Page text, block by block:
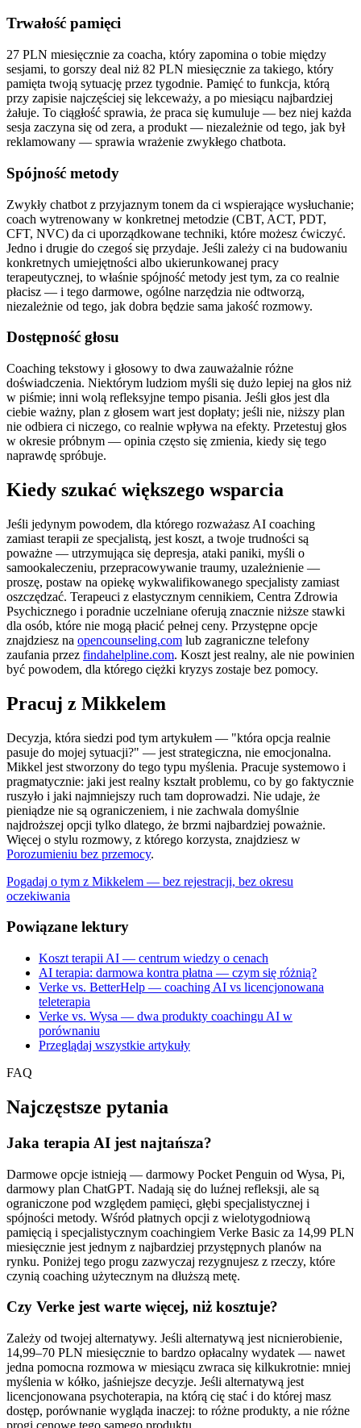
Trwałość pamięci
27 PLN miesięcznie za coacha, który zapomina o tobie między
sesjami, to gorszy deal niż 82 PLN miesięcznie za takiego, który
pamięta twoją sytuację przez tygodnie. Pamięć to funkcja, którą
przy zapisie najczęściej się lekceważy, a po miesiącu najbardziej
żałuje. To ciągłość sprawia, że praca się kumuluje — bez niej każda
sesja zaczyna się od zera, a produkt — niezależnie od tego, jak był
reklamowany — sprawia wrażenie zwykłego chatbota.
Spójność metody
Zwykły chatbot z przyjaznym tonem da ci wspierające wysłuchanie;
coach wytrenowany w konkretnej metodzie (CBT, ACT, PDT,
CFT, NVC) da ci uporządkowane techniki, które możesz ćwiczyć.
Jedno i drugie do czegoś się przydaje. Jeśli zależy ci na budowaniu
konkretnych umiejętności albo ukierunkowanej pracy
terapeutycznej, to właśnie spójność metody jest tym, za co realnie
płacisz — i tego darmowe, ogólne narzędzia nie odtworzą,
niezależnie od tego, jak dobra będzie sama jakość rozmowy.
Dostępność głosu
Coaching tekstowy i głosowy to dwa zauważalnie różne
doświadczenia. Niektórym ludziom myśli się dużo lepiej na głos niż
w piśmie; inni wolą refleksyjne tempo pisania. Jeśli głos jest dla
ciebie ważny, plan z głosem wart jest dopłaty; jeśli nie, niższy plan
nie odbiera ci niczego, co realnie wpływa na efekty. Przetestuj głos
w okresie próbnym — opinia często się zmienia, kiedy się tego
naprawdę spróbuje.
Kiedy szukać większego wsparcia
Jeśli jedynym powodem, dla którego rozważasz AI coaching
zamiast terapii ze specjalistą, jest koszt, a twoje trudności są
poważne — utrzymująca się depresja, ataki paniki, myśli o
samookaleczeniu, przepracowywanie traumy, uzależnienie —
proszę, postaw na opiekę wykwalifikowanego specjalisty zamiast
oszczędzać. Terapeuci z elastycznym cennikiem, Centra Zdrowia
Psychicznego i poradnie uczelniane oferują znacznie niższe stawki
dla osób, które nie mogą płacić pełnej ceny. Przystępne opcje
znajdziesz na opencounseling.com lub zagraniczne telefony
zaufania przez findahelpline.com. Koszt jest realny, ale nie powinien
być powodem, dla którego ciężki kryzys zostaje bez pomocy.
Pracuj z Mikkelem
Decyzja, która siedzi pod tym artykułem — "która opcja realnie
pasuje do mojej sytuacji?" — jest strategiczna, nie emocjonalna.
Mikkel jest stworzony do tego typu myślenia. Pracuje systemowo i
pragmatycznie: jaki jest realny kształt problemu, co by go faktycznie
ruszyło i jaki najmniejszy ruch tam doprowadzi. Nie udaje, że
pieniądze nie są ograniczeniem, i nie zachwala domyślnie
najdroższej opcji tylko dlatego, że brzmi najbardziej poważnie.
Więcej o stylu rozmowy, z którego korzysta, znajdziesz w
Porozumieniu bez przemocy.
Pogadaj o tym z Mikkelem — bez rejestracji, bez okresu
oczekiwania
Powiązane lektury
Koszt terapii AI — centrum wiedzy o cenach
AI terapia: darmowa kontra płatna — czym się różnią?
Verke vs. BetterHelp — coaching AI vs licencjonowana
teleterapia
Verke vs. Wysa — dwa produkty coachingu AI w
porównaniu
Przeglądaj wszystkie artykuły
FAQ
Najczęstsze pytania
Jaka terapia AI jest najtańsza?
Darmowe opcje istnieją — darmowy Pocket Penguin od Wysa, Pi,
darmowy plan ChatGPT. Nadają się do luźnej refleksji, ale są
ograniczone pod względem pamięci, głębi specjalistycznej i
spójności metody. Wśród płatnych opcji z wielotygodniową
pamięcią i specjalistycznym coachingiem Verke Basic za 14,99 PLN
miesięcznie jest jednym z najbardziej przystępnych planów na
rynku. Poniżej tego progu zazwyczaj rezygnujesz z rzeczy, które
czynią coaching użytecznym na dłuższą metę.
Czy Verke jest warte więcej, niż kosztuje?
Zależy od twojej alternatywy. Jeśli alternatywą jest nicnierobienie,
14,99–70 PLN miesięcznie to bardzo opłacalny wydatek — nawet
jedna pomocna rozmowa w miesiącu zwraca się kilkukrotnie: mniej
myślenia w kółko, jaśniejsze decyzje. Jeśli alternatywą jest
licencjonowana psychoterapia, na którą cię stać i do której masz
dostęp, porównanie wygląda inaczej: to różne produkty, a nie różne
progi cenowe tego samego produktu.